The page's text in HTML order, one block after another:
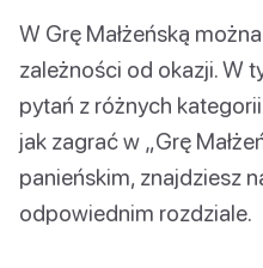
W Grę Małżeńską
zależności od okazji. W
pytań z różnych
jak zagrać w „Grę
panieńskim, znajdziesz
odpowiednim rozdziale.